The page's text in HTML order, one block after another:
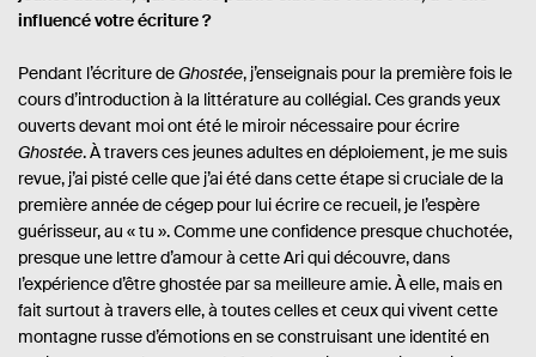
influencé votre écriture ?
Pendant l’écriture deGhostée, j’enseignais pour la première fois le
cours d’introduction à la littérature au collégial. Ces grands yeux
ouverts devant moi ont été le miroir nécessaire pour écrire
Ghostée. À travers ces jeunes adultes en déploiement, je me suis
revue, j’ai pisté celle que j’ai été dans cette étape si cruciale de la
première année de cégep pour lui écrire ce recueil, je l’espère
guérisseur, au « tu ». Comme une confidence presque chuchotée,
presque une lettre d’amour à cette Ari qui découvre, dans
l’expérience d’être ghostée par sa meilleure amie. À elle, mais en
fait surtout à travers elle, à toutes celles et ceux qui vivent cette
montagne russe d’émotions en se construisant une identité en